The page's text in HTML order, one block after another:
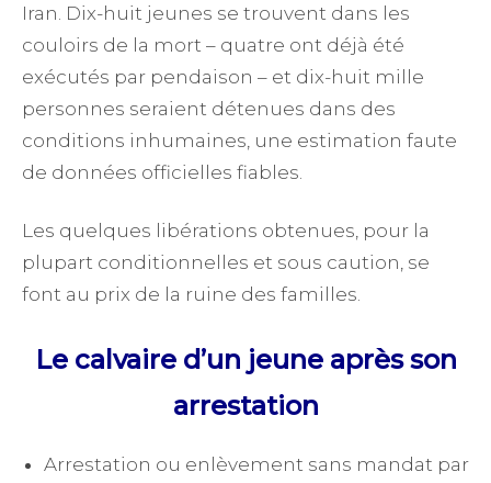
Iran. Dix-huit jeunes se trouvent dans les
couloirs de la mort – quatre ont déjà été
exécutés par pendaison – et dix-huit mille
personnes seraient détenues dans des
conditions inhumaines, une estimation faute
de données officielles fiables.
Les quelques libérations obtenues, pour la
plupart conditionnelles et sous caution, se
font au prix de la ruine des familles.
Le calvaire d’un jeune après son
arrestation
Arrestation ou enlèvement sans mandat par